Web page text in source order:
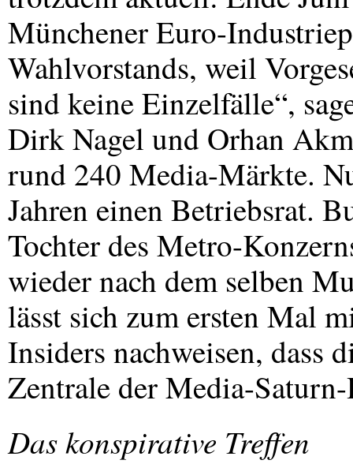
Münchener Euro-
Wahlvorstands, weil
sind keine Einzelfälle“,
Dirk Nagel und Orhan
rund 240 Media-Märkte.
Jahren einen Betriebsrat.
Tochter des Metro-
wieder nach dem selben
lässt sich zum ersten Mal
Insiders nachweisen, dass
Zentrale der Media-
Das konspirative Treffen